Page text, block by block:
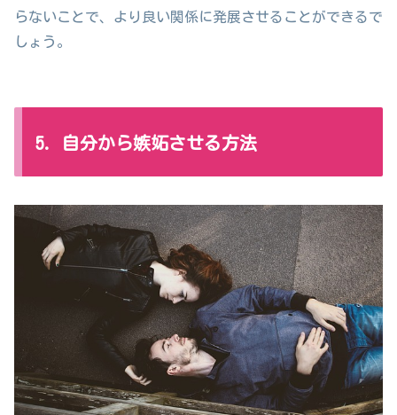
らないことで、より良い関係に発展させることができるで
しょう。
5. 自分から嫉妬させる方法